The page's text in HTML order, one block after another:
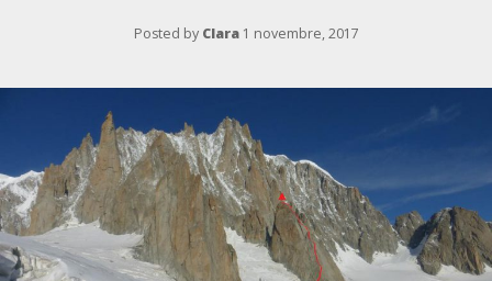
Posted by Clara 1 novembre, 2017